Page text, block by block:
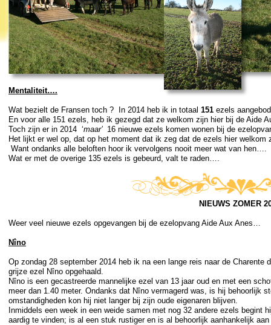
NIEUWS ZOMER
Weer veel nieuwe ezels opgevangen bij de ezelopvang Aide Aux Anes…
Nîno
Op zondag 28 september 2014 heb ik na een lange reis naar de Charente
grijze ezel Nîno opgehaald.
Nîno is een gecastreerde mannelijke ezel van 13 jaar oud en met een
meer dan 1.40 meter. Ondanks dat Nîno vermagerd was, is hij behoorlijk
omstandigheden kon hij niet langer bij zijn oude eigenaren blijven.
Inmiddels een week in een weide samen met nog 32 andere ezels begint
aardig te vinden; is al een stuk rustiger en is al behoorlijk aanhankelijk aan
Mentaliteit….
Wat bezielt de Fransen toch ? In 2014 heb ik in totaal 151 ezels
En voor alle 151 ezels, heb ik gezegd dat ze welkom zijn hier bij de Aide
Toch zijn er in 2014 ‘maar’ 16 nieuwe ezels komen wonen bij de
Het lijkt er wel op, dat op het moment dat ik zeg dat de ezels hier welkom
Want ondanks alle beloften hoor ik vervolgens nooit meer wat van hen….
Wat er met de overige 135 ezels is gebeurd, valt te raden….